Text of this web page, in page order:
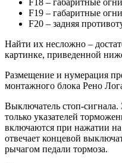
F19 – габаритные
F20 – задняя
Найти их несложно –
картинке, приведенной
Размещение и нумерация
монтажного блока Рено
Выключатель стоп-сигнала.
только указателей
включаются при нажатии на
отвечает концевой
рычагом педали тормоза.